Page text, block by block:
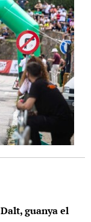
guanya el